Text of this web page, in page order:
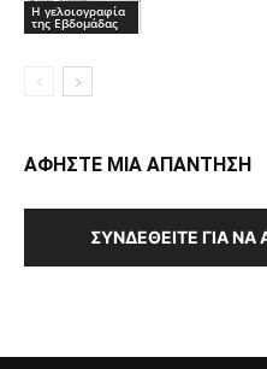
Η γελοιογραφία
της Εβδομάδας
ΑΦΗΣΤΕ ΜΙΑ ΑΠΑΝΤΗΣΗ
ΣΥΝΔΕΘΕΊΤΕ ΓΙΑ